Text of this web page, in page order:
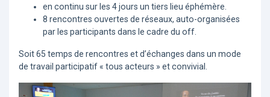
en continu sur les 4 jours un tiers lieu éphémère.
8 rencontres ouvertes de réseaux, auto-organisées
par les participants dans le cadre du off.
Soit 65 temps de rencontres et d’échanges dans un mode
de travail participatif « tous acteurs » et convivial.